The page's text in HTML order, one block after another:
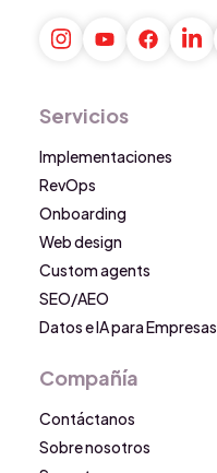
Servicios
Implementaciones
RevOps
Onboarding
Web design
Custom agents
SEO/AEO
Datos e IA para Empresas
Compañía
Contáctanos
Sobre nosotros